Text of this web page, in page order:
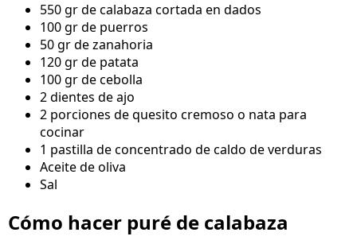
550 gr de calabaza cortada en dados
100 gr de puerros
50 gr de zanahoria
120 gr de patata
100 gr de cebolla
2 dientes de ajo
2 porciones de quesito cremoso o nata para
cocinar
1 pastilla de concentrado de caldo de verduras
Aceite de oliva
Sal
Cómo hacer puré de calabaza